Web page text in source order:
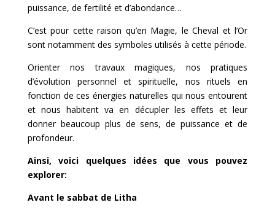
puissance, de fertilité et d’abondance…
C’est pour cette raison qu’en Magie, le Cheval et l’Or
sont notamment des symboles utilisés à cette période.
Orienter nos travaux magiques, nos pratiques
d’évolution personnel et spirituelle, nos rituels en
fonction de ces énergies naturelles qui nous entourent
et nous habitent va en décupler les effets et leur
donner beaucoup plus de sens, de puissance et de
profondeur.
Ainsi, voici quelques idées que vous pouvez
explorer:
Avant le sabbat de Litha